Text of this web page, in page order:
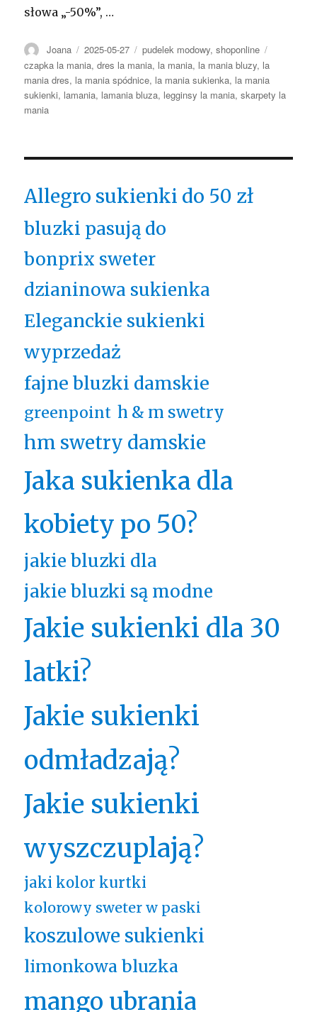
słowa „-50%”, …
Autor
Joana Opublikowano
2025-05-27 Kategorie
pudelek modowy,shoponline
czapka la mania,dres la mania, la mania, la mania bluzy, la
mania dres, la mania spódnice, la mania sukienka, la mania
sukienki, lamania, lamania bluza, legginsy la mania,skarpety la
mania
Allegro sukienki do 50 zł
bluzki pasują do
bonprix sweter
dzianinowa sukienka
Eleganckie sukienki
wyprzedaż
fajne bluzki damskie
greenpoint h & m swetry
hm swetry damskie
Jaka sukienka dla
kobiety po 50?
jakie bluzki dla
jakie bluzki są modne
Jakie sukienki dla 30
latki?
Jakie sukienki
odmładzają?
Jakie sukienki
wyszczuplają?
jaki kolor kurtki
kolorowy sweter w paski
koszulowe sukienki
limonkowa bluzka
mango ubrania